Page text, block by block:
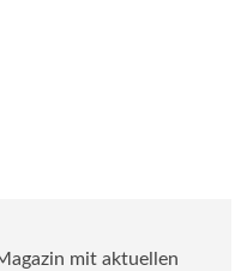
mit aktuellen